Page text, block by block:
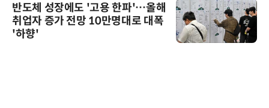
반도체 성장에도 '고용 한파'…올해
취업자 증가 전망 10만명대로 대폭
'하향'